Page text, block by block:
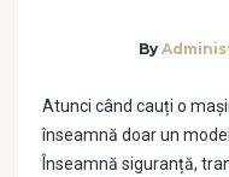
By
Atunci când cauți o
înseamnă doar un
Înseamnă siguranță,